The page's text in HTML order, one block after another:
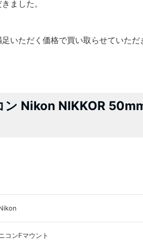
ました。
いただく価格で買い取らせていただ
ン Nikon NIKKOR
ニコンFマウント